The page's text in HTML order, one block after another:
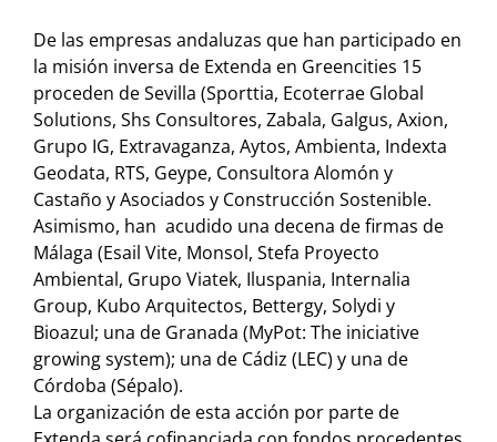
De las empresas andaluzas que han participado en
la misión inversa de Extenda en Greencities 15
proceden de Sevilla (Sporttia, Ecoterrae Global
Solutions, Shs Consultores, Zabala, Galgus, Axion,
Grupo IG, Extravaganza, Aytos, Ambienta, Indexta
Geodata, RTS, Geype, Consultora Alomón y
Castaño y Asociados y Construcción Sostenible.
Asimismo, han acudido una decena de firmas de
Málaga (Esail Vite, Monsol, Stefa Proyecto
Ambiental, Grupo Viatek, Iluspania, Internalia
Group, Kubo Arquitectos, Bettergy, Solydi y
Bioazul; una de Granada (MyPot: The iniciative
growing system); una de Cádiz (LEC) y una de
Córdoba (Sépalo).
La organización de esta acción por parte de